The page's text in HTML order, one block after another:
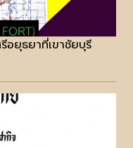
ยุธยาที่เขาชัยบุรี